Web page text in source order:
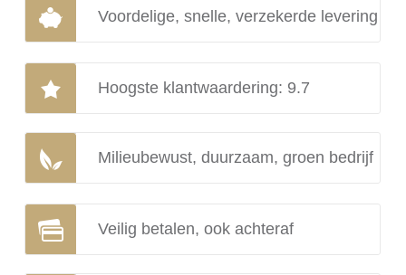
Voordelige, snelle, verzekerde levering
Hoogste klantwaardering: 9.7
Milieubewust, duurzaam, groen bedrijf
Veilig betalen, ook achteraf